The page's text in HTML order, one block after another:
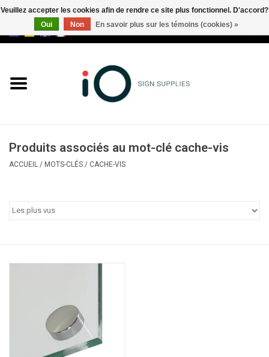
Marques
Appelez-nous au +32 3 353 67
Produits associés au mot-clé cache-vis
ACCUEIL / MOTS-CLÉS / CACHE-VIS
Veuillez accepter les cookies afin de rendre ce site plus fonctionnel. D'accord?
Oui
Non En savoir plus sur les témoins (cookies) »